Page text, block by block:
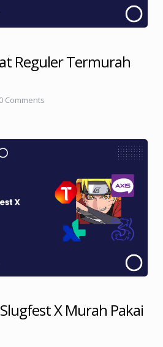
Reguler Termurah
0 Comments
X Murah Pakai